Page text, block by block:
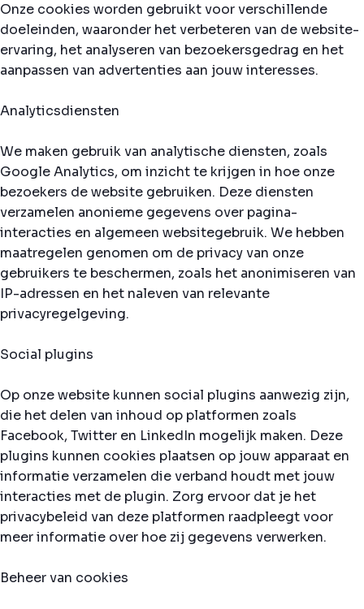
Onze cookies worden gebruikt voor verschillende
doeleinden, waaronder het verbeteren van de website-
ervaring, het analyseren van bezoekersgedrag en het
aanpassen van advertenties aan jouw interesses.
Analyticsdiensten
We maken gebruik van analytische diensten, zoals
Google Analytics, om inzicht te krijgen in hoe onze
bezoekers de website gebruiken. Deze diensten
verzamelen anonieme gegevens over pagina-
interacties en algemeen websitegebruik. We hebben
maatregelen genomen om de privacy van onze
gebruikers te beschermen, zoals het anonimiseren van
IP-adressen en het naleven van relevante
privacyregelgeving.
Social plugins
Op onze website kunnen social plugins aanwezig zijn,
die het delen van inhoud op platformen zoals
Facebook, Twitter en LinkedIn mogelijk maken. Deze
plugins kunnen cookies plaatsen op jouw apparaat en
informatie verzamelen die verband houdt met jouw
interacties met de plugin. Zorg ervoor dat je het
privacybeleid van deze platformen raadpleegt voor
meer informatie over hoe zij gegevens verwerken.
Beheer van cookies